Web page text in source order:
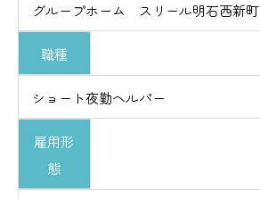
グループホーム スリール明石西新町
職種
ショート夜勤ヘルパー
雇用形
態